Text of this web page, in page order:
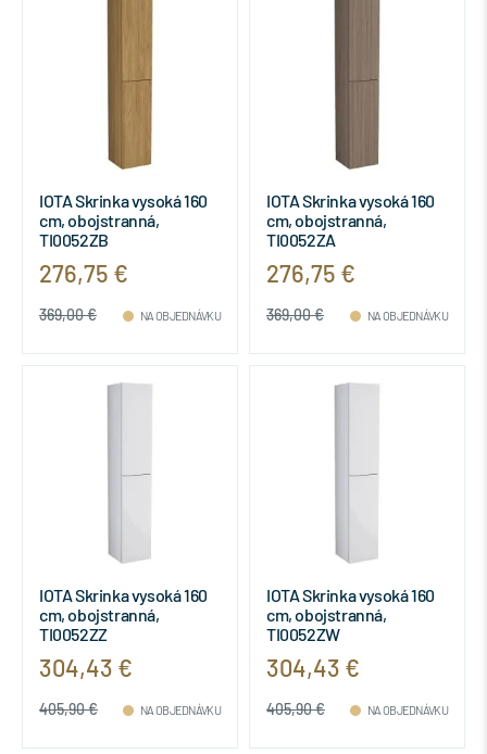
IOTA Skrinka vysoká 160
cm, obojstranná,
TI0052ZB
276,75 €
369,00 € NA OBJEDNÁVKU
IOTA Skrinka vysoká 160
cm, obojstranná,
TI0052ZA
276,75 €
369,00 € NA OBJEDNÁVKU
IOTA Skrinka vysoká 160
cm, obojstranná,
TI0052ZZ
304,43 €
405,90 € NA OBJEDNÁVKU
IOTA Skrinka vysoká 160
cm, obojstranná,
TI0052ZW
304,43 €
405,90 € NA OBJEDNÁVKU